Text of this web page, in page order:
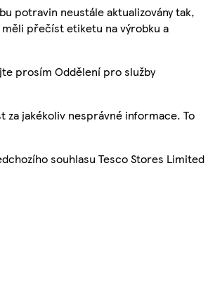
potravin neustále aktualizovány tak,
přečíst etiketu na výrobku a
prosím Oddělení pro služby
jakékoliv nesprávné informace. To
souhlasu Tesco Stores Limited